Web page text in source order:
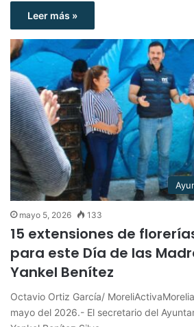
Leer más »
mayo 5, 2026 133
15 extensiones de
para este Día de las
Yankel Benítez
Octavio Ortiz García/
mayo del 2026.- El secretario del